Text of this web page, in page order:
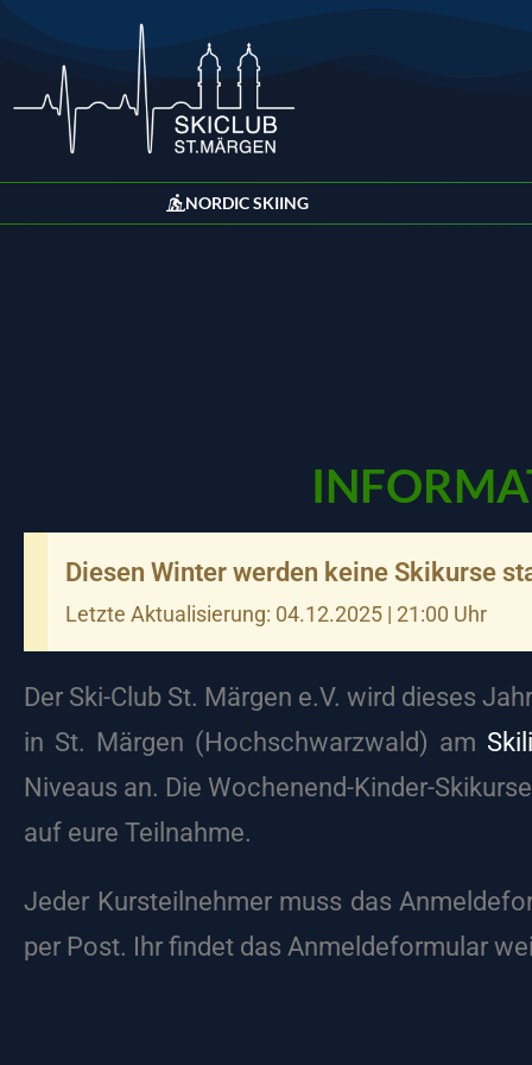
NORDIC SKIING
Diesen Winter werden keine Skikurse
Letzte Aktualisierung: 04.12.2025 | 21:00 Uhr
Der Ski-Club St. Märgen e.V. wird dieses
in St. Märgen (Hochschwarzwald) am
Niveaus an. Die Wochenend-Kinder-
auf eure Teilnahme.
Jeder Kursteilnehmer muss das
per Post. Ihr findet das Anmeldeformular